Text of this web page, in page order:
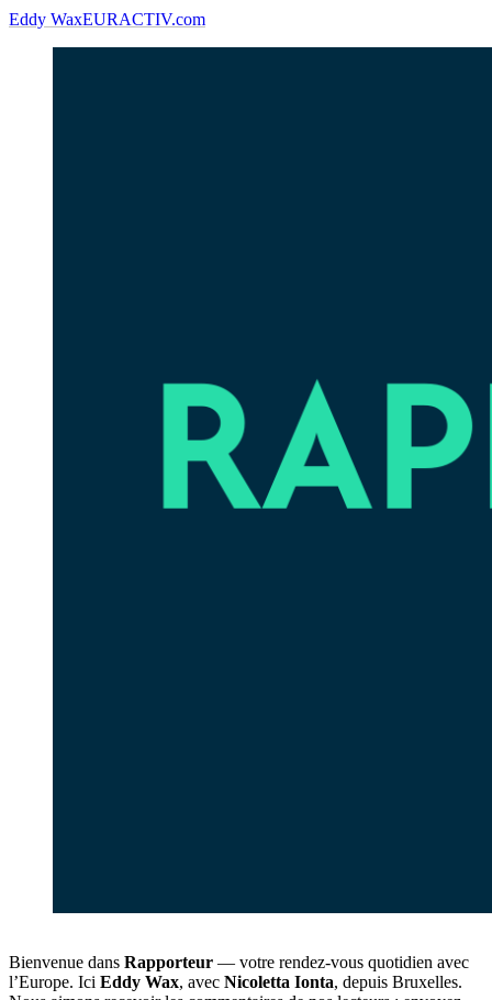
Eddy WaxEURACTIV.com
Bienvenue dans Rapporteur — votre rendez-vous quotidien avec
l’Europe. Ici Eddy Wax, avec Nicoletta Ionta, depuis Bruxelles.